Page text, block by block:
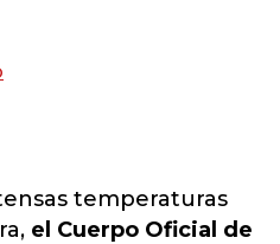
temperaturas
el Cuerpo Oficial de